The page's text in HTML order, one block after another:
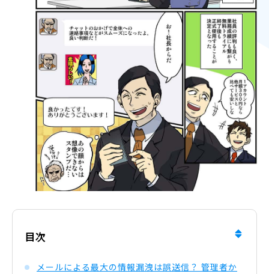
目次
メールによる最大の情報漏洩は誤送信？ 管理者か